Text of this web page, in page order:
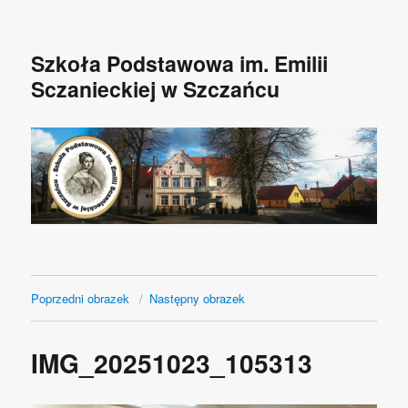
Szkoła Podstawowa im. Emilii
Sczanieckiej w Szczańcu
Poprzedni obrazek Następny obrazek
IMG_20251023_105313